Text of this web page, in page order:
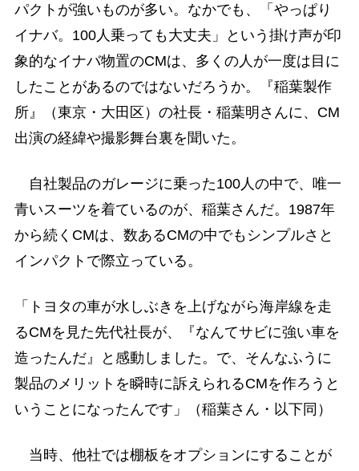
パクトが強いものが多い。なかでも、「やっぱり
イナバ。100人乗っても大丈夫」という掛け声が印
象的なイナバ物置のCMは、多くの人が一度は目に
したことがあるのではないだろうか。『稲葉製作
所』（東京・大田区）の社長・稲葉明さんに、CM
出演の経緯や撮影舞台裏を聞いた。
自社製品のガレージに乗った100人の中で、唯一
青いスーツを着ているのが、稲葉さんだ。1987年
から続くCMは、数あるCMの中でもシンプルさと
インパクトで際立っている。
「トヨタの車が水しぶきを上げながら海岸線を走
るCMを見た先代社長が、『なんてサビに強い車を
造ったんだ』と感動しました。で、そんなふうに
製品のメリットを瞬時に訴えられるCMを作ろうと
いうことになったんです」（稲葉さん・以下同）
当時、他社では棚板をオプションにすることが